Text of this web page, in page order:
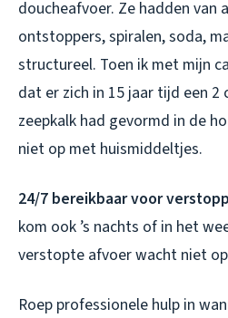
doucheafvoer. Ze hadden van
ontstoppers, spiralen, soda,
structureel. Toen ik met mijn
dat er zich in 15 jaar tijd een
zeepkalk had gevormd in de
niet op met huismiddeltjes.
24/7 bereikbaar voor
kom ook ’s nachts of in het
verstopte afvoer wacht niet
Roep professionele hulp in